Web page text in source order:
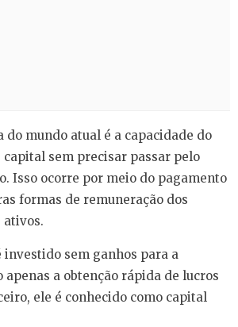
do mundo atual é a capacidade do
sem precisar passar pelo
Isso ocorre por meio do pagamento
formas de remuneração dos
ativos.
investido sem ganhos para a
apenas a obtenção rápida de lucros
ele é conhecido como capital